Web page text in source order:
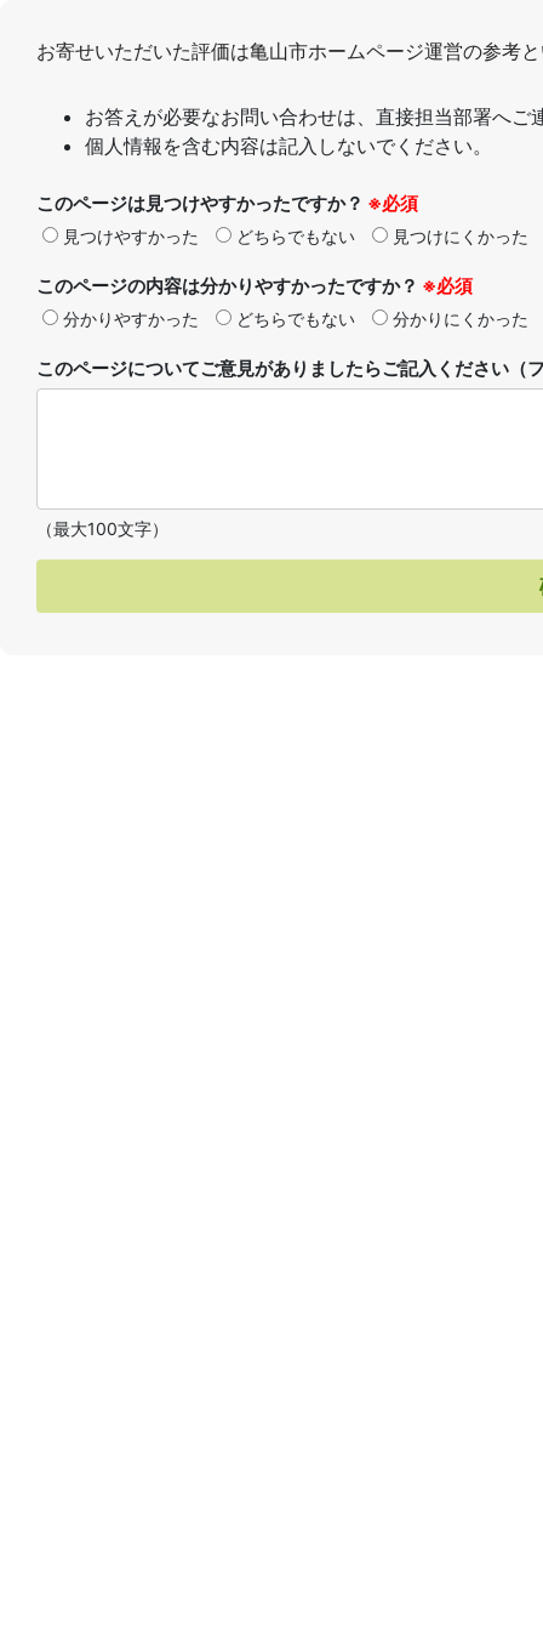
お寄せいただいた評価は亀山市ホームページ運営の参考
お答えが必要なお問い合わせは、直接担当部署へご
個人情報を含む内容は記入しないでください。
このページは見つけやすかったですか？ ※必須
見つけやすかった どちらでもない 見つけにくかった
このページの内容は分かりやすかったですか？ ※必須
分かりやすかった どちらでもない 分かりにくかった
このページについてご意見がありましたらご記入ください
（最大100文字）